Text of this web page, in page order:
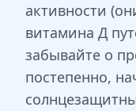
активности
витамина Д
забывайте о
постепенно,